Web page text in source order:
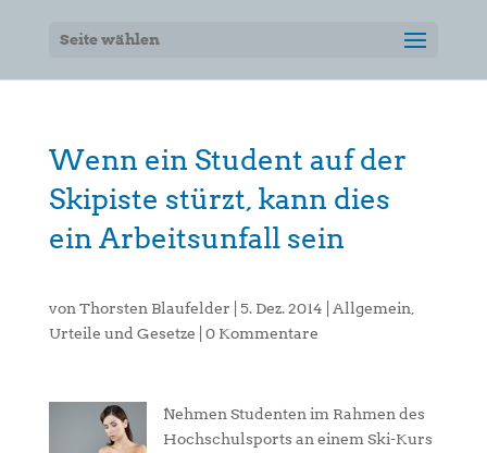
Seite wählen
Wenn ein Student auf der
Skipiste stürzt, kann dies
ein Arbeitsunfall sein
von Thorsten Blaufelder 5. Dez. 2014 Allgemein
Urteile und Gesetze
0 Kommentare
Nehmen Studenten im Rahmen des
Hochschulsports an einem Ski-Kurs